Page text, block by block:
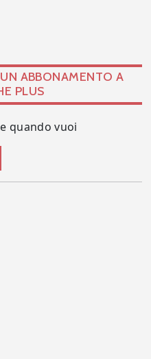
ABBONAMENTO A
PLUS
quando vuoi